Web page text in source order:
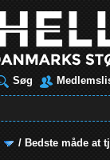
Søg
/ Bedste måde at